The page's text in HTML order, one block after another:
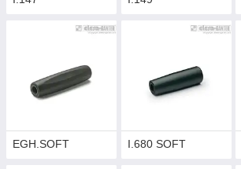
EGH.SOFT I.680 SOFT